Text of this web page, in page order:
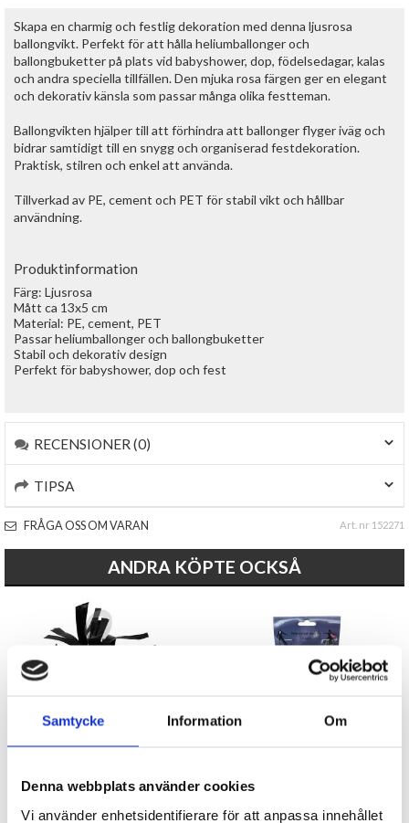
Samtycke Information Om
Denna webbplats använder cookies
Vi använder enhetsidentifierare för att anpassa innehållet
Skapa en charmig och festlig dekoration med denna ljusrosa
ballongvikt. Perfekt för att hålla heliumballonger och
ballongbuketter på plats vid babyshower, dop, födelsedagar, kalas
och andra speciella tillfällen. Den mjuka rosa färgen ger en elegant
och dekorativ känsla som passar många olika festteman.
Ballongvikten hjälper till att förhindra att ballonger flyger iväg och
bidrar samtidigt till en snygg och organiserad festdekoration.
Praktisk, stilren och enkel att använda.
Tillverkad av PE, cement och PET för stabil vikt och hållbar
användning.
Produktinformation
Färg: Ljusrosa
Mått ca 13x5 cm
Material: PE, cement, PET
Passar heliumballonger och ballongbuketter
Stabil och dekorativ design
Perfekt för babyshower, dop och fest
RECENSIONER (0)
TIPSA
FRÅGA OSS OM VARAN Art. nr 152271
ANDRA KÖPTE OCKSÅ
20 kr 20 kr